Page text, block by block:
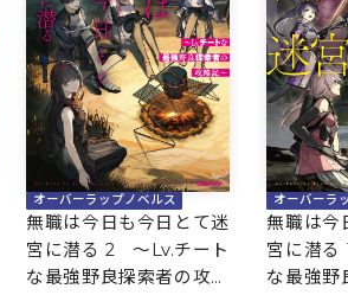
オーバーラップノベルス
無職は今日も今日とて迷
宮に潜る 2 ～Lv.チート
な最強野良探索者の攻略
オーバーラ
無職は今
宮に潜
な最強野